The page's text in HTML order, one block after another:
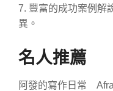
7. 豐富的成功案例解
異。
名人推薦
阿發的寫作日常